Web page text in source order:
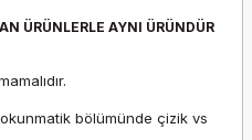
ÜRÜNLERLE AYNI ÜRÜNDÜR
bölümünde çizik vs